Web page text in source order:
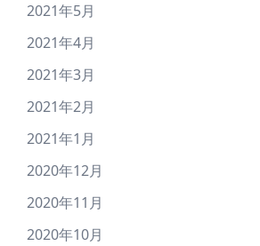
2021年5月
2021年4月
2021年3月
2021年2月
2021年1月
2020年12月
2020年11月
2020年10月